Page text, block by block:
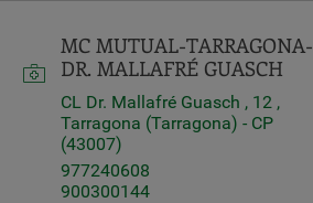
MC MUTUAL-TARRAGONA-
DR. MALLAFRÉ GUASCH
CL Dr. Mallafré Guasch , 12 ,
Tarragona (Tarragona) - CP
(43007)
977240608
900300144